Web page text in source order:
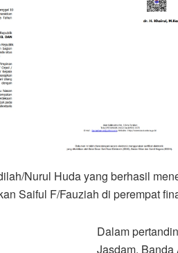
Nurul Huda yang berhasil
Saiful F/Fauziah di perempat
Dalam
Jasdam, Banda